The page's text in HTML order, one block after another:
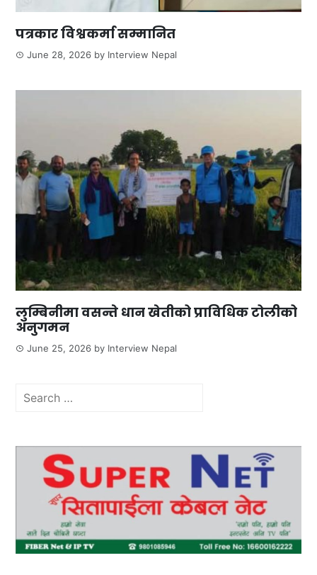
पत्रकार विश्वकर्मा सम्मानित
June 28, 2026 by Interview Nepal
लुम्बिनीमा वसन्ते धान खेतीको प्राविधिक टोलीको
अनुगमन
June 25, 2026 by Interview Nepal
Search